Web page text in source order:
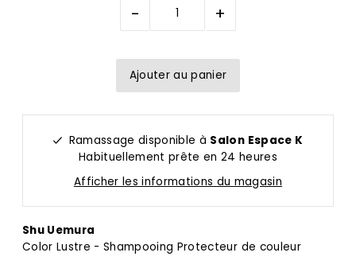
- +
Ramassage disponible à Salon Espace K
Habituellement prête en 24 heures
Afficher les informations du magasin
Shu Uemura
Color Lustre - Shampooing Protecteur de couleur